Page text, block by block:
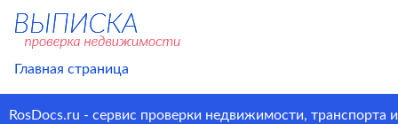
Главная страница
RosDocs.ru - сервис проверки недвижимости, транспорта